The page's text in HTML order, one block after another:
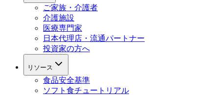
ご家族・介護者
介護施設
医療専門家
日本代理店・流通パートナー
投資家の方へ
リソース
食品安全基準
ソフト食チュートリアル